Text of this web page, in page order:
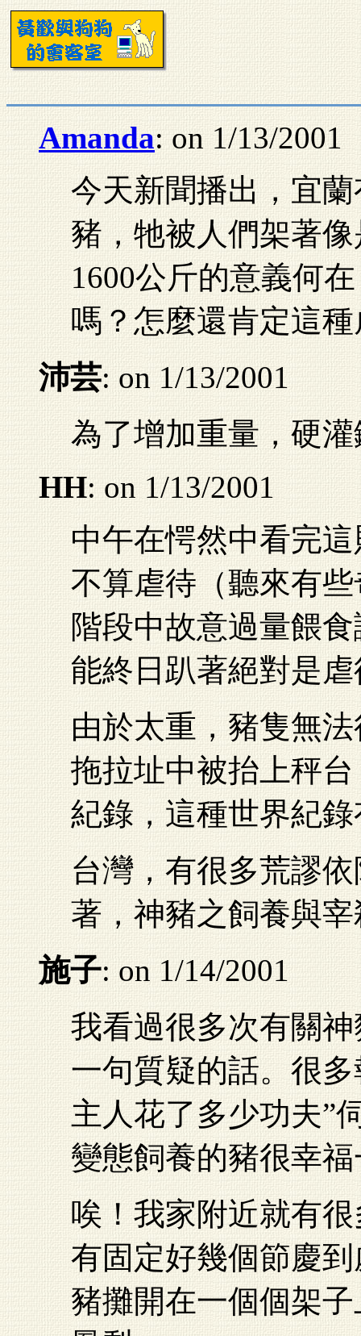
Amanda: on 1/13/2001
今天新聞播出，宜
豬，牠被人們架著
1600公斤的意義何
嗎？怎麼還肯定這
沛芸: on 1/13/2001
為了增加重量，硬
HH: on 1/13/2001
中午在愕然中看完
不算虐待（聽來有
階段中故意過量餵
能終日趴著絕對是
由於太重，豬隻無
拖拉址中被抬上秤
紀錄，這種世界紀
台灣，有很多荒謬
著，神豬之飼養與
施子: on 1/14/2001
我看過很多次有關
一句質疑的話。很
主人花了多少功夫”
變態飼養的豬很幸
唉！我家附近就有
有固定好幾個節慶
豬攤開在一個個架